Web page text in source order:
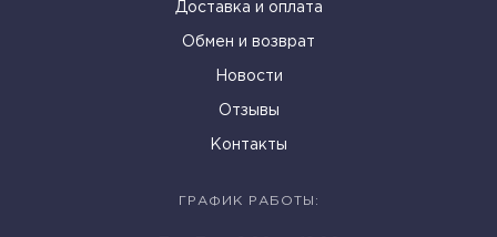
Доставка и оплата
Обмен и возврат
Новости
Отзывы
Контакты
ГРАФИК РАБОТЫ: